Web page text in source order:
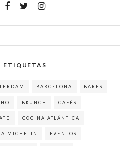
ETIQUETAS
BARCELONA BARES
BRUNCH CAFÉS
COCINA ATLÁNTICA
MICHELIN EVENTOS